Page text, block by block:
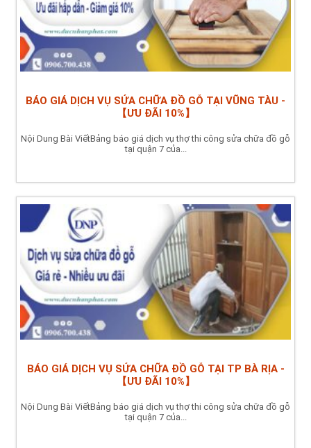
BÁO GIÁ DỊCH VỤ SỬA CHỮA ĐỒ GỖ TẠI VŨNG TÀU -
【ƯU ĐÃI 10%】
Nội Dung Bài ViếtBảng báo giá dịch vụ thợ thi công sửa chữa đồ gỗ
tại quận 7 của...
BÁO GIÁ DỊCH VỤ SỬA CHỮA ĐỒ GỖ TẠI TP BÀ RỊA -
【ƯU ĐÃI 10%】
Nội Dung Bài ViếtBảng báo giá dịch vụ thợ thi công sửa chữa đồ gỗ
tại quận 7 của...